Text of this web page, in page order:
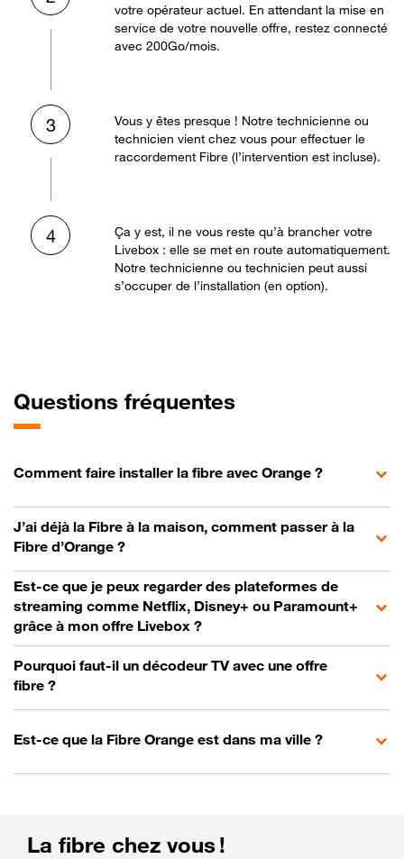
votre opérateur actuel. En attendant la mise en
service de votre nouvelle offre, restez connecté
avec 200Go/mois.
3
Vous y êtes presque ! Notre technicienne ou
technicien vient chez vous pour effectuer le
raccordement Fibre (l’intervention est incluse).
4
Ça y est, il ne vous reste qu’à brancher votre
Livebox : elle se met en route automatiquement.
Notre technicienne ou technicien peut aussi
s’occuper de l’installation (en option).
Questions fréquentes
Comment faire installer la fibre avec Orange ?
J’ai déjà la Fibre à la maison, comment passer à la
Fibre d’Orange ?
Est-ce que je peux regarder des plateformes de
streaming comme Netflix, Disney+ ou Paramount+
grâce à mon offre Livebox ?
Pourquoi faut-il un décodeur TV avec une offre
fibre ?
Est-ce que la Fibre Orange est dans ma ville ?
La fibre chez vous !